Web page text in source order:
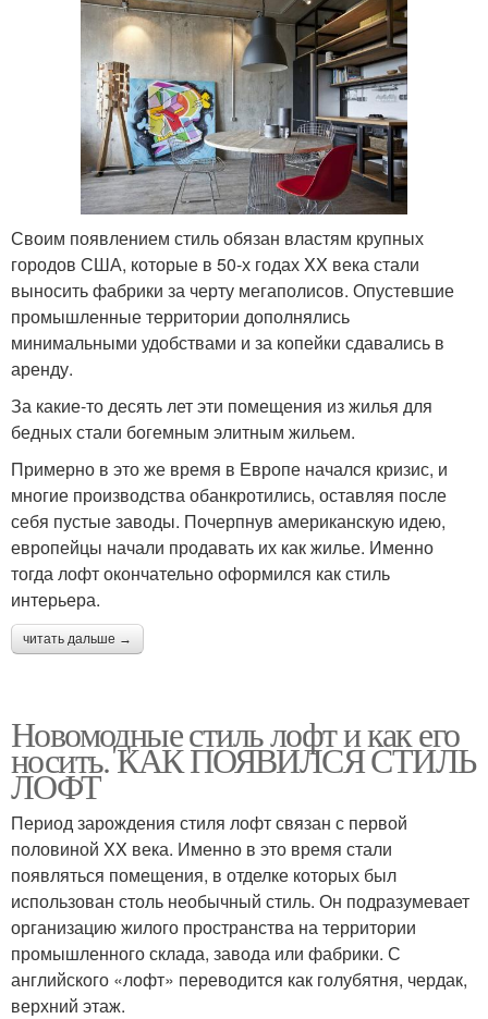
Своим появлением стиль обязан властям крупных
городов США, которые в 50-х годах XX века стали
выносить фабрики за черту мегаполисов. Опустевшие
промышленные территории дополнялись
минимальными удобствами и за копейки сдавались в
аренду.
За какие-то десять лет эти помещения из жилья для
бедных стали богемным элитным жильем.
Примерно в это же время в Европе начался кризис, и
многие производства обанкротились, оставляя после
себя пустые заводы. Почерпнув американскую идею,
европейцы начали продавать их как жилье. Именно
тогда лофт окончательно оформился как стиль
интерьера.
читать дальше →
Новомодные стиль лофт и как его
носить. КАК ПОЯВИЛСЯ СТИЛЬ
ЛОФТ
Период зарождения стиля лофт связан с первой
половиной XX века. Именно в это время стали
появляться помещения, в отделке которых был
использован столь необычный стиль. Он подразумевает
организацию жилого пространства на территории
промышленного склада, завода или фабрики. С
английского «лофт» переводится как голубятня, чердак,
верхний этаж.